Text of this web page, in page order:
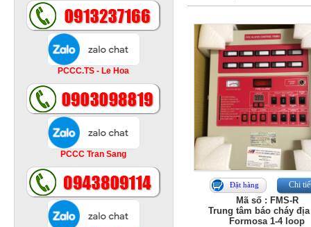
PCCC.TS - Le Hoa
PCCC Tran Sang
Đặt hàng Chi
Mã số : FMS-R
Trung tâm báo cháy
Formosa 1-4 loop